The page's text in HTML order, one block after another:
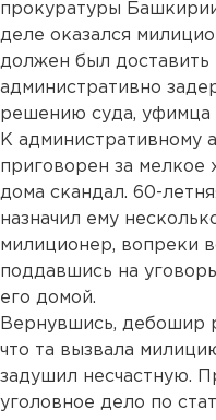
прокуратуры
деле оказался
должен был
административно
решению суда, уфимца
К административному
приговорен за мелкое
дома скандал. 60-
назначил ему
милиционер, вопреки
поддавшись на
его домой.
Вернувшись, дебошир
что та вызвала
задушил несчастную.
уголовное дело по